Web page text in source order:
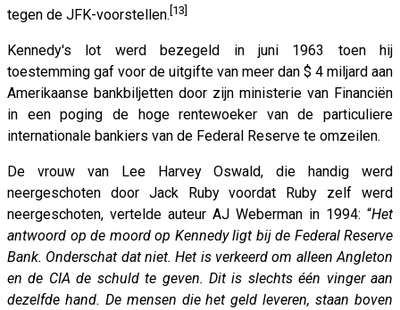
tegen de JFK-voorstellen. [13]
Kennedy's lot werd bezegeld in juni 1963 toen hij
toestemming gaf voor de uitgifte van meer dan $ 4 miljard aan
Amerikaanse bankbiljetten door zijn ministerie van Financiën
in een poging de hoge rentewoeker van de particuliere
internationale bankiers van de Federal Reserve te omzeilen.
De vrouw van Lee Harvey Oswald, die handig werd
neergeschoten door Jack Ruby voordat Ruby zelf werd
neergeschoten, vertelde auteur AJ Weberman in 1994: “Het
antwoord op de moord op Kennedy ligt bij de Federal Reserve
Bank. Onderschat dat niet.Het is verkeerd om alleen Angleton
en de CIA de schuld te geven. Dit is slechts één vinger aan
dezelfde hand. De mensen die het geld leveren, staan ​​boven